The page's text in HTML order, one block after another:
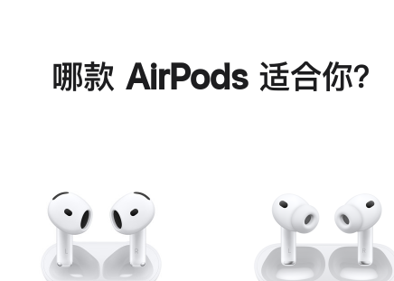
哪款 AirPods 适合你？